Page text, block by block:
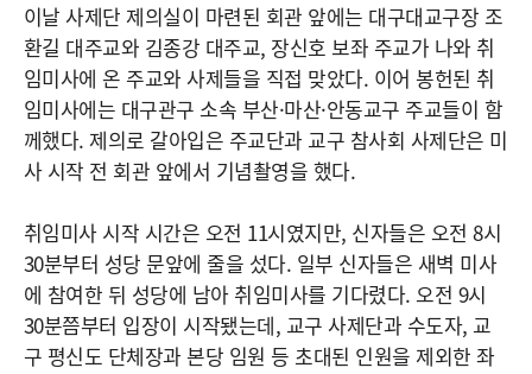
이날 사제단 제의실이 마련된 회관 앞에는 대구대교구장 조
환길 대주교와 김종강 대주교, 장신호 보좌 주교가 나와 취
임미사에 온 주교와 사제들을 직접 맞았다. 이어 봉헌된 취
임미사에는 대구관구 소속 부산·마산·안동교구 주교들이 함
께했다. 제의로 갈아입은 주교단과 교구 참사회 사제단은 미
사 시작 전 회관 앞에서 기념촬영을 했다.
취임미사 시작 시간은 오전 11시였지만, 신자들은 오전 8시
30분부터 성당 문앞에 줄을 섰다. 일부 신자들은 새벽 미사
에 참여한 뒤 성당에 남아 취임미사를 기다렸다. 오전 9시
30분쯤부터 입장이 시작됐는데, 교구 사제단과 수도자, 교
구 평신도 단체장과 본당 임원 등 초대된 인원을 제외한 좌